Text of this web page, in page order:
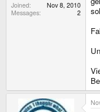
Joined
Nov 8, 2010
Messages
2